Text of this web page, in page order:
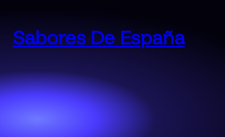
contenido
Sabores De España